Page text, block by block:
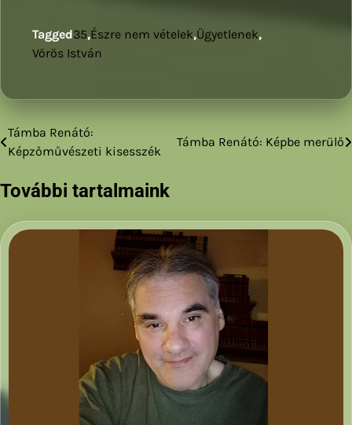
Tagged35,Észre nem vételek,Ügyetlenek,
Vörös István
Bejegyzés
navigáció
Támba Renátó:
Képzőművészeti kisesszék
Támba Renátó: Képbe merülő
További tartalmaink